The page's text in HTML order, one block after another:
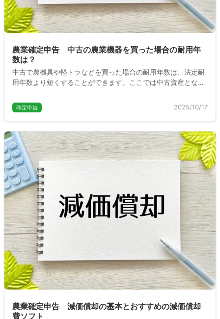
農業確定申告 中古の農業機器を買った場合の耐用年
数は？
中古で農機具や軽トラなどを買った場合の耐用年数は、法定耐
用年数より短くすることができます。ここでは中古資産となる
す。
確定申告 2025/10/17
農業確定申告 減価償却の基本とおすすめの減価償却
費ソフト